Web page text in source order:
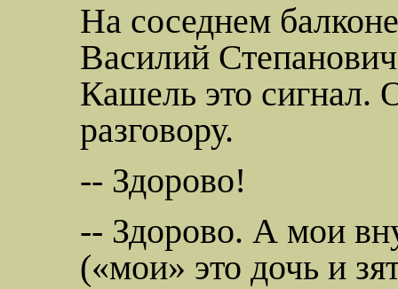
На соседнем
Василий
Кашель это сигнал.
разговору.
-- Здорово!
-- Здорово. А мои
(«мои» это дочь и